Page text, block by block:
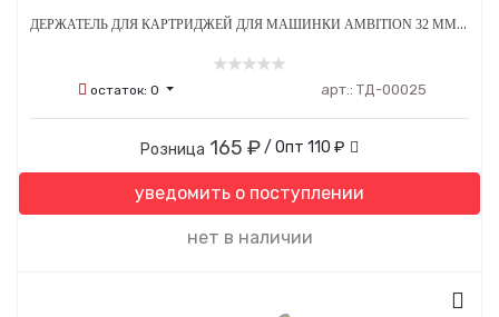
ДЕРЖАТЕЛЬ ДЛЯ КАРТРИДЖЕЙ ДЛЯ МАШИНКИ AMBITION 32 ММ ОДНОРАЗОВЫЙ СТЕРИЛЬНЫЙ ЧЕРНЫЙ
остаток: 0 арт.: ТД-00025
Розница 165 ₽/ Опт 110 ₽
уведомить о поступлении
нет в наличии